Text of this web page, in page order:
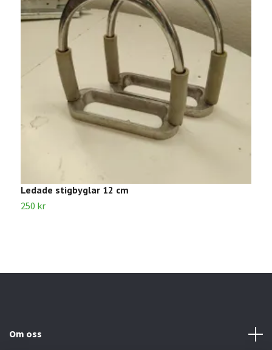
Ledade stigbyglar 12 cm
250 kr
Om oss